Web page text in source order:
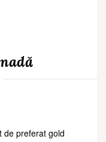
de preferat gold